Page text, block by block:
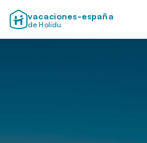
vacaciones-españa
de Holidu